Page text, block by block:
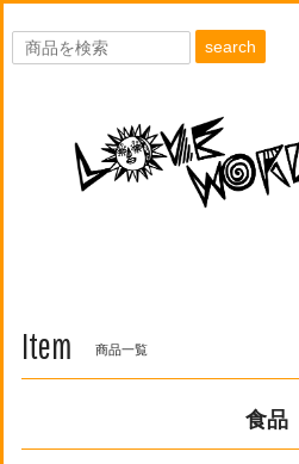
search
Item 商品一覧
食品